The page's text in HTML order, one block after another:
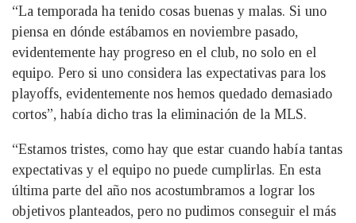
“La temporada ha tenido cosas buenas y malas. Si uno
piensa en dónde estábamos en noviembre pasado,
evidentemente hay progreso en el club, no solo en el
equipo. Pero si uno considera las expectativas para los
playoffs, evidentemente nos hemos quedado demasiado
cortos”, había dicho tras la eliminación de la MLS.
“Estamos tristes, como hay que estar cuando había tantas
expectativas y el equipo no puede cumplirlas. En esta
última parte del año nos acostumbramos a lograr los
objetivos planteados, pero no pudimos conseguir el más